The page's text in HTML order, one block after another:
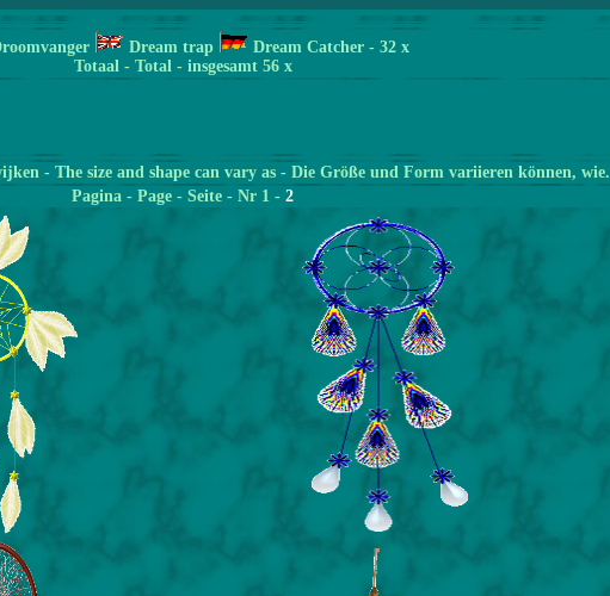
Dream trap Dream Catcher - 32 x
Totaal - Total - insgesamt 56 x
- The size and shape can vary as - Die Größe und Form variieren können, wie.
Pagina - Page - Seite - Nr 1 - 2